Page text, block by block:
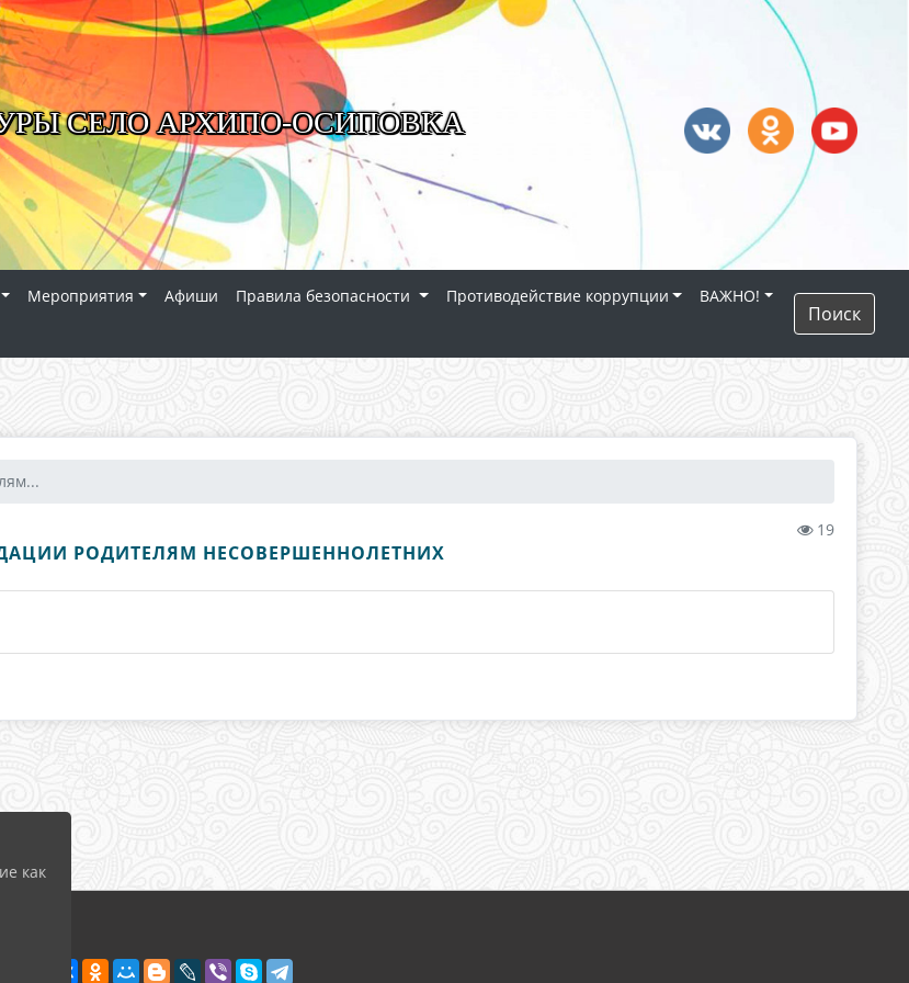
СЕЛО АРХИПО-ОСИПОВКА
Мероприятия Афиши Правила безопасности Противодействие коррупции
ВАЖНО!
Поиск
19
РОДИТЕЛЯМ НЕСОВЕРШЕННОЛЕТНИХ
как